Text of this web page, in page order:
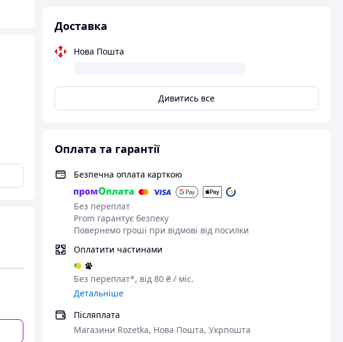
Доставка
Нова Пошта
Дивитись все
Оплата та гарантії
Безпечна оплата карткою
Без переплат
Prom гарантує безпеку
Повернемо гроші при відмові від посилки
Оплатити частинами
Без переплат*, від 80 ₴ / міс.
Детальніше
Післяплата
Магазини Rozetka, Нова Пошта, Укрпошта